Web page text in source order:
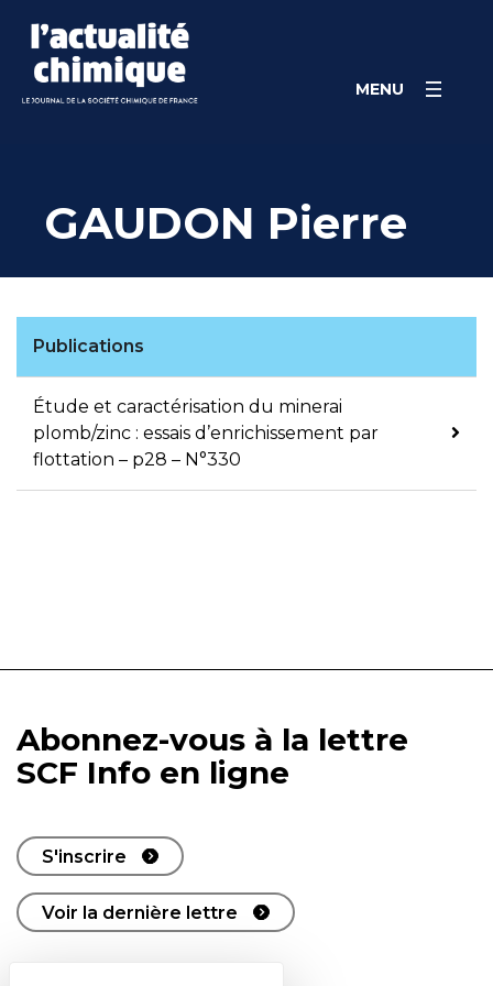
content
MENU
GAUDON Pierre
Publications
Étude et caractérisation du minerai
plomb/zinc : essais d’enrichissement par
flottation – p28 – N°330
Abonnez-vous à la lettre
SCF Info en ligne
S'inscrire
Voir la dernière lettre